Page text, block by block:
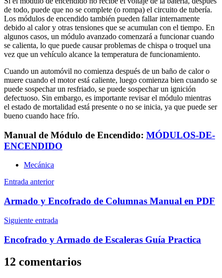
de todo, puede que no se complete (o rompa) el circuito de tubería.
Los módulos de encendido también pueden fallar internamente
debido al calor y otras tensiones que se acumulan con el tiempo. En
algunos casos, un módulo avanzado comenzará a funcionar cuando
se calienta, lo que puede causar problemas de chispa o troquel una
vez que un vehículo alcance la temperatura de funcionamiento.
Cuando un automóvil no comienza después de un baño de calor o
muere cuando el motor está caliente, luego comienza bien cuando se
puede sospechar un resfriado, se puede sospechar un ignición
defectuoso. Sin embargo, es importante revisar el módulo mientras
el estado de mortalidad está presente o no se inicia, ya que puede ser
bueno cuando hace frío.
Manual de Módulo de Encendido: MÓDULOS-DE-
ENCENDIDO
Mecánica
Navegación
de
entradas
Entrada anterior
Armado y Encofrado de Columnas Manual en PDF
Siguiente entrada
Encofrado y Armado de Escaleras Guía Practica
12 comentarios